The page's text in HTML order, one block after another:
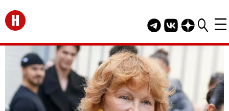
Перейти на главную
Telegram канал
Группа HELLO
Канал